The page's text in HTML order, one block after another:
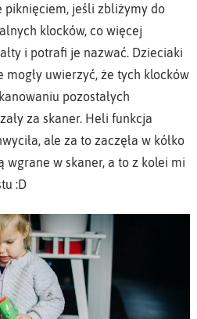
piknięciem, jeśli zbliżymy do
klocków, co więcej
i potrafi je nazwać. Dzieciaki
mogły uwierzyć, że tych klocków
pozostałych
za skaner. Heli funkcja
ale za to zaczęła w kółko
wgrane w skaner, a to z kolei mi
:D